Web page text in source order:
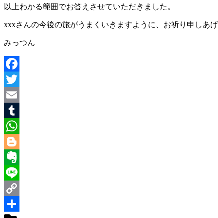
以上わかる範囲でお答えさせていただきました。
xxxさんの今後の旅がうまくいきますように、お祈り申しあ
みっつん
Facebook
Twitter
Email
Tumblr
WhatsApp
Blogger
Evernote
Line
Copy